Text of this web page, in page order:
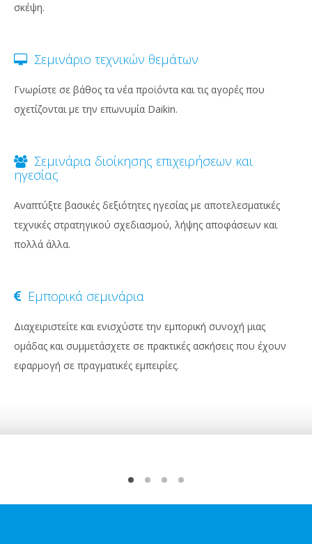
σκέψη.
Σεμινάριο τεχνικών θεμάτων
Γνωρίστε σε βάθος τα νέα προϊόντα και τις αγορές που
σχετίζονται με την επωνυμία Daikin.
Σεμινάρια διοίκησης επιχειρήσεων και
ηγεσίας
Αναπτύξτε βασικές δεξιότητες ηγεσίας με αποτελεσματικές
τεχνικές στρατηγικού σχεδιασμού, λήψης αποφάσεων και
πολλά άλλα.
Εμπορικά σεμινάρια
Διαχειριστείτε και ενισχύστε την εμπορική συνοχή μιας
ομάδας και συμμετάσχετε σε πρακτικές ασκήσεις που έχουν
εφαρμογή σε πραγματικές εμπειρίες.